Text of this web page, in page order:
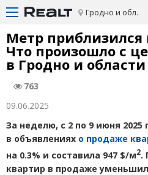
Гродно и обл.
Метр приблизился
Что произошло с
в Гродно и
763
09.06.2025
За неделю, с 2 по 9 июня 2025
в объявлениях о продаже
на 0.3% и составила 947 $/м2.
квартир в продаже